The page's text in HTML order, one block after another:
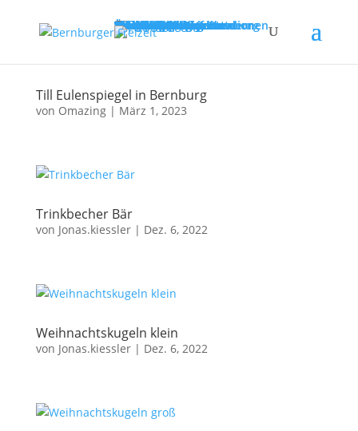
Startseite
Saison 2026
Stadtinformation
Stadtinformation
Aktuelles
Stadtführungen
Reisegruppeninformationen
Übernachtungen
Parken
Rad- und Wasserwandern
Bernburg (Saale)
Wandertagsangebot
Tourismusführer
Souvenirs & Angebote
Ortschaften
Freizeit & Kultur
Tiergarten
Märchengarten
Campingplatz
B.E.S.T. – Sportpark
Parkeisenbahn
Keßlerturm
Bowling-Kegel-Center
Museum Schloss Bernburg
MS „Saalefee“
Fähre
Schwimmhalle
Erlebnisbad
Sportstätten
Sporthallen
Sportplätze
Wassersportobjekte
Veranstaltungen
Impressionen
Über Uns
Till Eulenspiegel in Bernburg
von Omazing| März 1, 2023
Trinkbecher Bär
von Jonas.kiessler| Dez. 6, 2022
Weihnachtskugeln klein
von Jonas.kiessler| Dez. 6, 2022